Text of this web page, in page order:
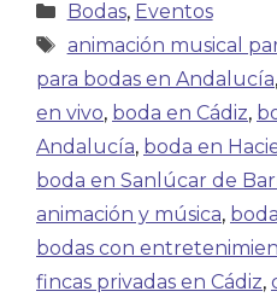
Bodas, Eventos
animación musical
para bodas en Andalucía,
en vivo, boda en Cádiz,
Andalucía, boda en
boda en Sanlúcar de
animación y música,
bodas con
fincas privadas en Cádiz,